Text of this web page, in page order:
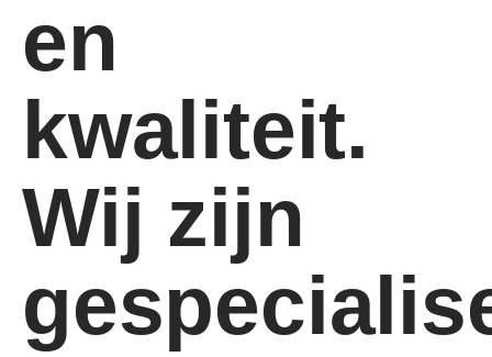
en
kwaliteit.
Wij zijn